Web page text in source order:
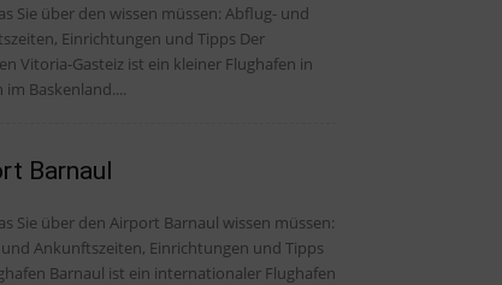
den wissen müssen: Abflug- und
Einrichtungen und Tipps Der
Vitoria-Gasteiz ist ein kleiner Flughafen in
im Baskenland....
Barnaul
Sie über den Airport Barnaul wissen müssen:
Ankunftszeiten, Einrichtungen und Tipps
Barnaul ist ein internationaler Flughafen